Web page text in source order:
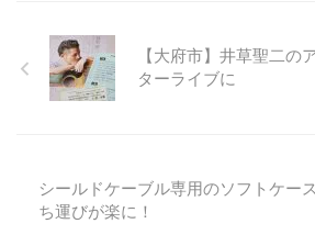
【大府市】井草聖二の
ターライブに
シールドケーブル専用のソフトケー
ち運びが楽に！